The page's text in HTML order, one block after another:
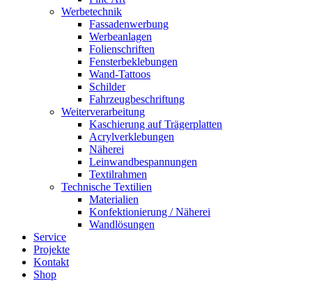
Werbetechnik
Fassadenwerbung
Werbeanlagen
Folienschriften
Fensterbeklebungen
Wand-Tattoos
Schilder
Fahrzeugbeschriftung
Weiterverarbeitung
Kaschierung auf Trägerplatten
Acrylverklebungen
Näherei
Leinwandbespannungen
Textilrahmen
Technische Textilien
Materialien
Konfektionierung / Näherei
Wandlösungen
Service
Projekte
Kontakt
Shop